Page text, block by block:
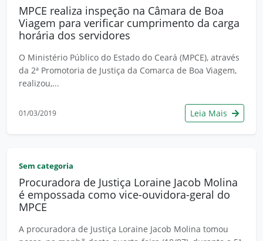
MPCE realiza inspeção na Câmara de Boa
Viagem para verificar cumprimento da carga
horária dos servidores
O Ministério Público do Estado do Ceará (MPCE), através
da 2ª Promotoria de Justiça da Comarca de Boa Viagem,
realizou,...
01/03/2019 Leia Mais
Sem categoria
Procuradora de Justiça Loraine Jacob Molina
é empossada como vice-ouvidora-geral do
MPCE
A procuradora de Justiça Loraine Jacob Molina tomou